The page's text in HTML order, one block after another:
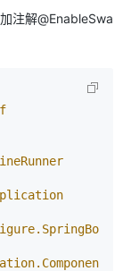
注解@EnableSwa